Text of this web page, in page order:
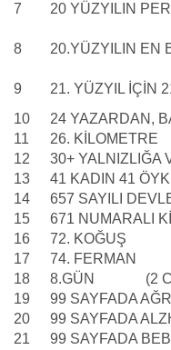
7
20 YÜZYILIN
8 20.YÜZYILIN EN
9
21. YÜZYIL İÇİN
10
24 YAZARDAN,
11
26. KİLOMETRE
12
30+ YALNIZLIĞA
13
41 KADIN 41
14
657 SAYILI
15
671 NUMARALI
16
72. KOĞUŞ
17
74. FERMAN
18
8.GÜN (2
19
99 SAYFADA
20
99 SAYFADA
21
99 SAYFADA